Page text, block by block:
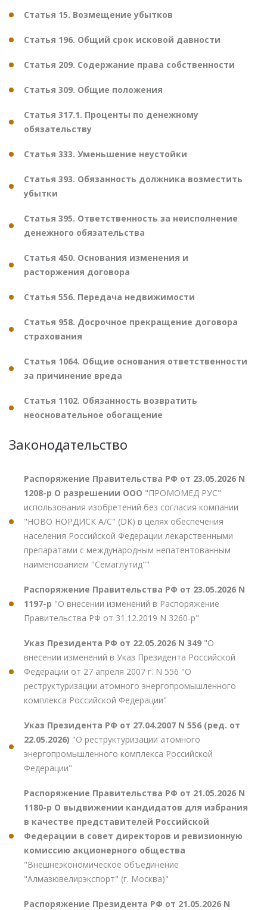
Статья 15. Возмещение убытков
Статья 196. Общий срок исковой давности
Статья 209. Содержание права собственности
Статья 309. Общие положения
Статья 317.1. Проценты по денежному
обязательству
Статья 333. Уменьшение неустойки
Статья 393. Обязанность должника возместить
убытки
Статья 395. Ответственность за неисполнение
денежного обязательства
Статья 450. Основания изменения и
расторжения договора
Статья 556. Передача недвижимости
Статья 958. Досрочное прекращение договора
страхования
Статья 1064. Общие основания ответственности
за причинение вреда
Статья 1102. Обязанность возвратить
неосновательное обогащение
Законодательство
Распоряжение Правительства РФ от 23.05.2026 N
1208-р О разрешении ООО "ПРОМОМЕД РУС"
использования изобретений без согласия компании
"НОВО НОРДИСК А/С" (DK) в целях обеспечения
населения Российской Федерации лекарственными
препаратами с международным непатентованным
наименованием "Семаглутид""
Распоряжение Правительства РФ от 23.05.2026 N
1197-р "О внесении изменений в Распоряжение
Правительства РФ от 31.12.2019 N 3260-р"
Указ Президента РФ от 22.05.2026 N 349 "О
внесении изменений в Указ Президента Российской
Федерации от 27 апреля 2007 г. N 556 "О
реструктуризации атомного энергопромышленного
комплекса Российской Федерации"
Указ Президента РФ от 27.04.2007 N 556 (ред. от
22.05.2026) "О реструктуризации атомного
энергопромышленного комплекса Российской
Федерации"
Распоряжение Правительства РФ от 21.05.2026 N
1180-р О выдвижении кандидатов для избрания
в качестве представителей Российской
Федерации в совет директоров и ревизионную
комиссию акционерного общества
"Внешнеэкономическое объединение
"Алмазювелирэкспорт" (г. Москва)"
Распоряжение Президента РФ от 21.05.2026 N